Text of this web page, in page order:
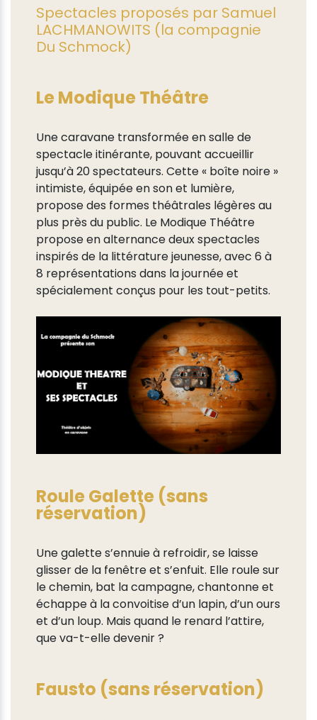
Spectacles proposés par Samuel
LACHMANOWITS (la compagnie
Du Schmock)
Le Modique Théâtre
Une caravane transformée en salle de
spectacle itinérante, pouvant accueillir
jusqu’à 20 spectateurs. Cette « boîte noire »
intimiste, équipée en son et lumière,
propose des formes théâtrales légères au
plus près du public. Le Modique Théâtre
propose en alternance deux spectacles
inspirés de la littérature jeunesse, avec 6 à
8 représentations dans la journée et
spécialement conçus pour les tout-petits.
Roule Galette (sans
réservation)
Une galette s’ennuie à refroidir, se laisse
glisser de la fenêtre et s’enfuit. Elle roule sur
le chemin, bat la campagne, chantonne et
échappe à la convoitise d’un lapin, d’un ours
et d’un loup. Mais quand le renard l’attire,
que va-t-elle devenir ?
Fausto (sans réservation)